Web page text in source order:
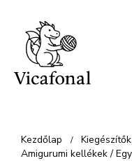
Kilépés
tartalomba
Kezdőlap /
Amigurumi kellékek /